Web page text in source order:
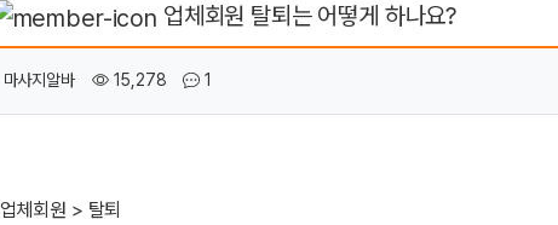
업체회원 탈퇴는 어떻게 하나요?
작성자
마사지알바 15,278 조회 1
업체회원 > 탈퇴